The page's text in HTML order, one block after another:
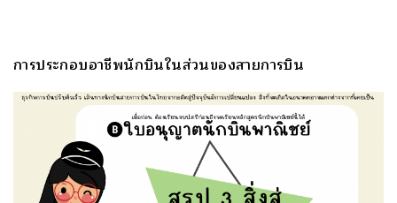
การประกอบอาชีพนักบินในส่วนของสายการบิน